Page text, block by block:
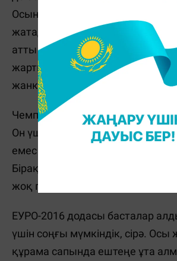
Осындай сынға әр ірі дода
жатады. 2012 жылғы Еурода да
атты бола қоймады. Әйтпесе
жартылай финалға дейін
жанкүйерлерге тек чемпиондық
Чемпиондық кімге керек емес?
Он үш жылдан бергі арманы да,
емес пе? Аянып жүрген
Бірақ жете алмай соры қайнап
жоқ па?
ЕУРО-2016 додасы басталар
үшін соңғы мүмкіндік, сірә.
құрама сапында ештеңе ұта